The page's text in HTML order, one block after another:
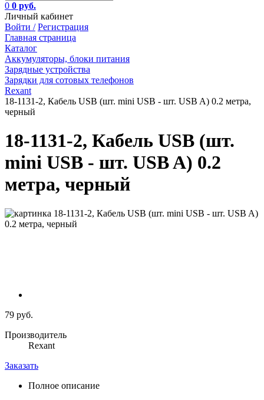
0 0 руб.
Личный кабинет
Войти / Регистрация
Главная страница
Каталог
Аккумуляторы, блоки питания
Зарядные устройства
Зарядки для сотовых телефонов
Rexant
18-1131-2, Кабель USB (шт. mini USB - шт. USB A) 0.2 метра,
черный
18-1131-2, Кабель USB (шт.
mini USB - шт. USB A) 0.2
метра, черный
79 руб.
Производитель
Rexant
Заказать
Полное описание